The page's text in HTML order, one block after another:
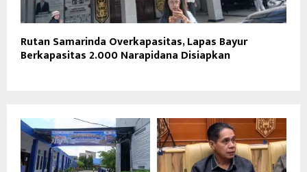
Rutan Samarinda Overkapasitas, Lapas Bayur
Berkapasitas 2.000 Narapidana Disiapkan